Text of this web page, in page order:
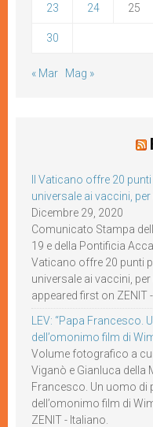
23 24 25
30
« Mar Mag »
Il Vaticano offre 20
universale ai vaccini,
Dicembre 29, 2020
Comunicato Stampa
19 e della Pontificia
Vaticano offre 20 punti
universale ai vaccini,
appeared first on ZENIT
LEV: “Papa Francesco.
dell’omonimo film di
Volume fotografico a
Viganò e Gianluca della
Francesco. Un uomo di
dell’omonimo film di
ZENIT - Italiano.